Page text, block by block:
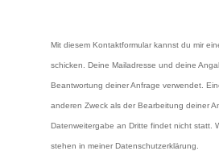
Mit diesem Kontaktformular kannst du mir
schicken. Deine Mailadresse und deine
Beantwortung deiner Anfrage verwendet.
anderen Zweck als der Bearbeitung deiner
Datenweitergabe an Dritte findet nicht statt.
stehen in meiner Datenschutzerklärung.